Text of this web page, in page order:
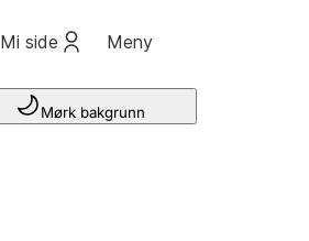
Mi side Meny
Mørk bakgrunn